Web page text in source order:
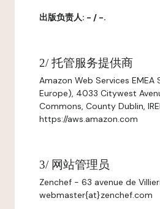
出版负责人: - / -.
2/ 托管服务提供商
Amazon Web Services EMEA
Europe), 4033 Citywest
Commons, County Dublin,
https://aws.amazon.com
3/ 网站管理员
Zenchef - 63 avenue de
webmaster{at}zenchef.com